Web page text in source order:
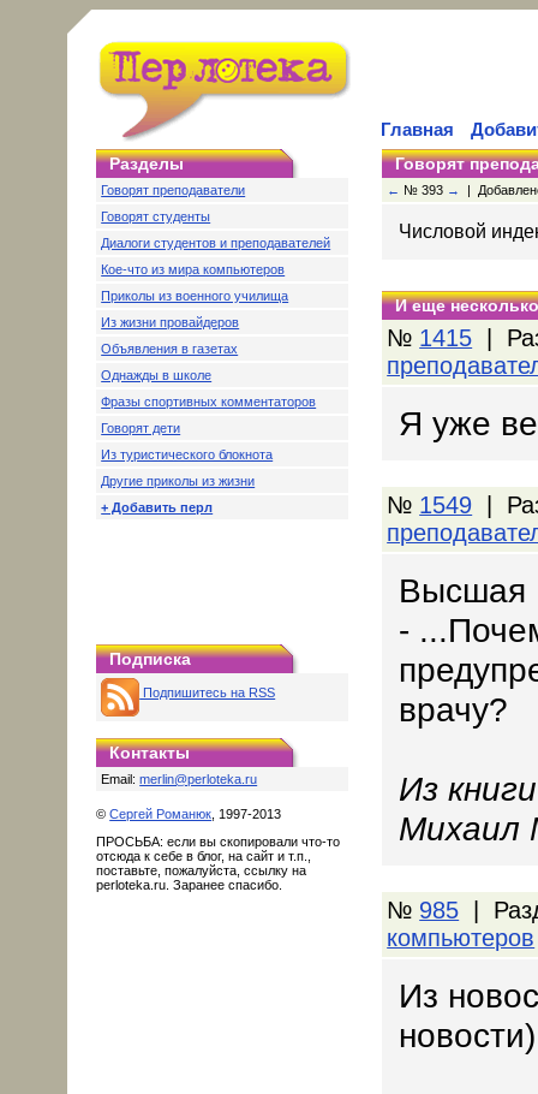
Главная
Разделы
Говорят преподаватели
Говорят студенты
Диалоги студентов и преподавателей
Кое-что из мира компьютеров
Приколы из военного училища
Из жизни провайдеров
Объявления в газетах
Однажды в школе
Фразы спортивных комментаторов
Говорят дети
Из туристического блокнота
Другие приколы из жизни
+ Добавить перл
Подписка
Подпишитесь на RSS
Контакты
Email:merlin@perloteka.ru
©Сергей Романюк , 1997-2013
ПРОСЬБА: если вы скопировали что-то
отсюда к себе в блог, на сайт и т.п.,
поставьте, пожалуйста, ссылку на
perloteka.ru. Заранее спасибо.
Говорят
← № 393 → |
Числовой
И еще
№ 1415 |
Я уже
№ 1549 |
Высшая
-
врачу?
Из
Михаил
№ 985 |
компьютеров
Из